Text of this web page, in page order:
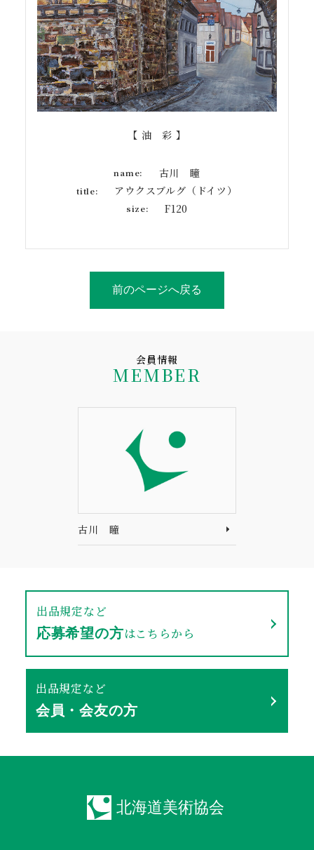
【 油 彩 】
name: 古川 瞳
title: アウクスブルグ（ドイツ）
size: F120
前のページへ戻る
会員情報
MEMBER
古川 瞳
出品規定など
応募希望の方はこちらから
出品規定など
会員・会友の方